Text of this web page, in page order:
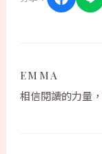
EMMA
相信閱讀的力量